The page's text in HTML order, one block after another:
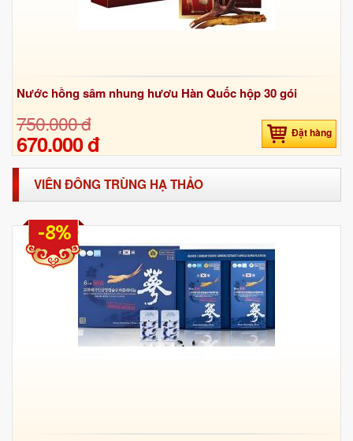
Nước hồng sâm nhung hươu Hàn Quốc hộp 30 gói
750.000 đ
670.000 đ Đặt hàng
VIÊN ĐÔNG TRÙNG HẠ THẢO
-8%